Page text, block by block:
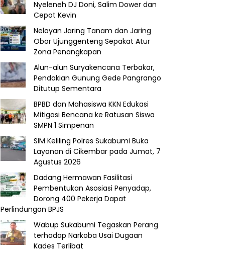
Nyeleneh DJ Doni, Salim Dower dan
Cepot Kevin
Nelayan Jaring Tanam dan Jaring
Obor Ujunggenteng Sepakat Atur
Zona Penangkapan
Alun-alun Suryakencana Terbakar,
Pendakian Gunung Gede Pangrango
Ditutup Sementara
BPBD dan Mahasiswa KKN Edukasi
Mitigasi Bencana ke Ratusan Siswa
SMPN 1 Simpenan
SIM Keliling Polres Sukabumi Buka
Layanan di Cikembar pada Jumat, 7
Agustus 2026
Dadang Hermawan Fasilitasi
Pembentukan Asosiasi Penyadap,
Dorong 400 Pekerja Dapat
Perlindungan BPJS
Wabup Sukabumi Tegaskan Perang
terhadap Narkoba Usai Dugaan
Kades Terlibat